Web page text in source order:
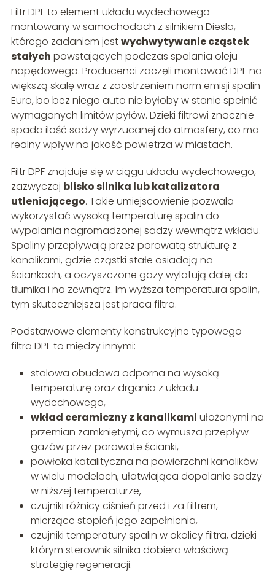
Filtr DPF to element układu wydechowego
montowany w samochodach z silnikiem Diesla,
którego zadaniem jestwychwytywanie cząstek
stałych powstających podczas spalania oleju
napędowego. Producenci zaczęli montować DPF na
większą skalę wraz z zaostrzeniem norm emisji spalin
Euro, bo bez niego auto nie byłoby w stanie spełnić
wymaganych limitów pyłów. Dzięki filtrowi znacznie
spada ilość sadzy wyrzucanej do atmosfery, co ma
realny wpływ na jakość powietrza w miastach.
Filtr DPF znajduje się w ciągu układu wydechowego,
zazwyczaj blisko silnika lub katalizatora
utleniającego. Takie umiejscowienie pozwala
wykorzystać wysoką temperaturę spalin do
wypalania nagromadzonej sadzy wewnątrz wkładu.
Spaliny przepływają przez porowatą strukturę z
kanalikami, gdzie cząstki stałe osiadają na
ściankach, a oczyszczone gazy wylatują dalej do
tłumika i na zewnątrz. Im wyższa temperatura spalin,
tym skuteczniejsza jest praca filtra.
Podstawowe elementy konstrukcyjne typowego
filtra DPF to między innymi:
stalowa obudowa odporna na wysoką
temperaturę oraz drgania z układu
wydechowego,
wkład ceramiczny z kanalikami ułożonymi na
przemian zamkniętymi, co wymusza przepływ
gazów przez porowate ścianki,
powłoka katalityczna na powierzchni kanalików
w wielu modelach, ułatwiająca dopalanie sadzy
w niższej temperaturze,
czujniki różnicy ciśnień przed i za filtrem,
mierzące stopień jego zapełnienia,
czujniki temperatury spalin w okolicy filtra, dzięki
którym sterownik silnika dobiera właściwą
strategię regeneracji.